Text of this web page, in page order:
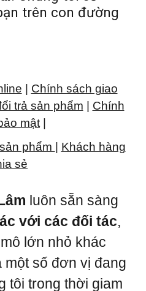
trên con đường
Chính sách giao
trả sản phẩm
Chính
mật
phẩm | Khách hàng
sẻ
luôn sẵn sàng
với các đối tác,
lớn nhỏ khác
số đơn vị đang
tôi trong thời giam